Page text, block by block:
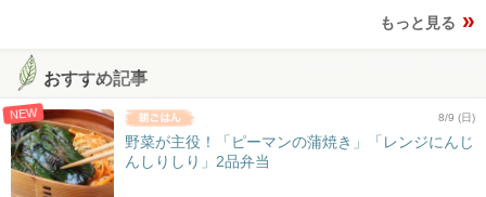
もっと見る
おすすめ記事
NEW 8/9 (日)
野菜が主役！「ピーマンの蒲焼き」「レンジにんじ
んしりしり」2品弁当